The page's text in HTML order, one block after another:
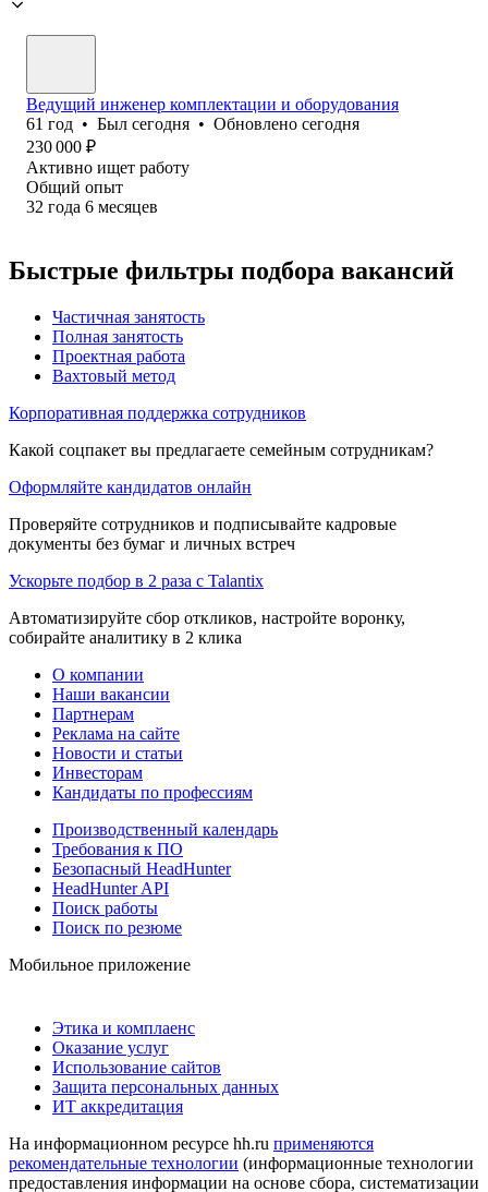
Ведущий инженер комплектации и оборудования
61 год • Был сегодня • Обновлено сегодня
230 000 ₽
Активно ищет работу
Общий опыт
32 года 6 месяцев
Быстрые фильтры подбора вакансий
Частичная занятость
Полная занятость
Проектная работа
Вахтовый метод
Корпоративная поддержка сотрудников
Какой соцпакет вы предлагаете семейным сотрудникам?
Оформляйте кандидатов онлайн
Проверяйте сотрудников и подписывайте кадровые
документы без бумаг и личных встреч
Ускорьте подбор в 2 раза с Talantix
Автоматизируйте сбор откликов, настройте воронку,
собирайте аналитику в 2 клика
О компании
Наши вакансии
Партнерам
Реклама на сайте
Новости и статьи
Инвесторам
Кандидаты по профессиям
Производственный календарь
Требования к ПО
Безопасный HeadHunter
HeadHunter API
Поиск работы
Поиск по резюме
Мобильное приложение
Этика и комплаенс
Оказание услуг
Использование сайтов
Защита персональных данных
ИТ аккредитация
На информационном ресурсе hh.ru применяются
рекомендательные технологии (информационные технологии
предоставления информации на основе сбора, систематизации